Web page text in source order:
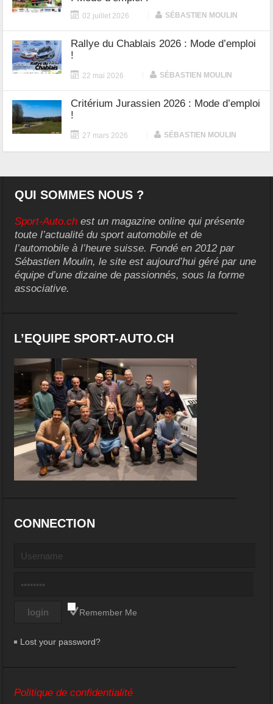
02 juillet 2026 SÉBASTIEN MOULIN
Rallye du Chablais 2026 : Mode d’emploi
!
22 mai 2026 SÉBASTIEN MOULIN
Critérium Jurassien 2026 : Mode d’emploi
!
27 mars 2026 SÉBASTIEN MOULIN
QUI SOMMES NOUS ?
Sport-Auto.ch est un magazine online qui présente
toute l’actualité du sport automobile et de
l’automobile à l’heure suisse. Fondé en 2012 par
Sébastien Moulin, le site est aujourd’hui géré par une
équipe d’une dizaine de passionnés, sous la forme
associative.
L’EQUIPE SPORT-AUTO.CH
CONNECTION
Remember Me
Lost your password?
Politique de confidentialité